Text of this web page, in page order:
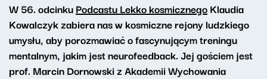
W 56. odcinkuPodcastu Lekko kosmicznegoKlaudia
Kowalczyk zabiera nas w kosmiczne rejony ludzkiego
umysłu, aby porozmawiać o fascynującym treningu
mentalnym, jakim jest neurofeedback. Jej gościem jest
prof. Marcin Dornowski z Akademii Wychowania